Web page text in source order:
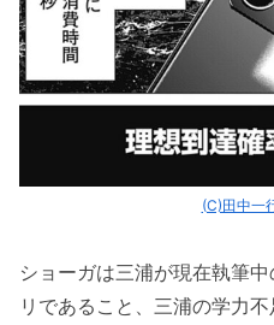
(C)田中一
ショーガは三浦が現在執筆
リであること、三浦の学力